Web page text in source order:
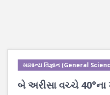
સામાન્ય વિજ્ઞાન (General
બે અરીસા વચ્ચે